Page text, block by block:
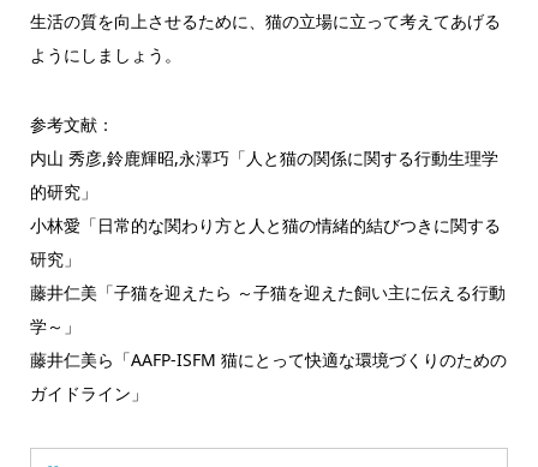
生活の質を向上させるために、猫の立場に立って考えてあげる
ようにしましょう。
参考文献：
内山 秀彦,鈴鹿輝昭,永澤巧「人と猫の関係に関する行動生理学
的研究」
小林愛「日常的な関わり方と人と猫の情緒的結びつきに関する
研究」
藤井仁美「子猫を迎えたら ～子猫を迎えた飼い主に伝える行動
学～」
藤井仁美ら「AAFP-ISFM 猫にとって快適な環境づくりのための
ガイドライン」